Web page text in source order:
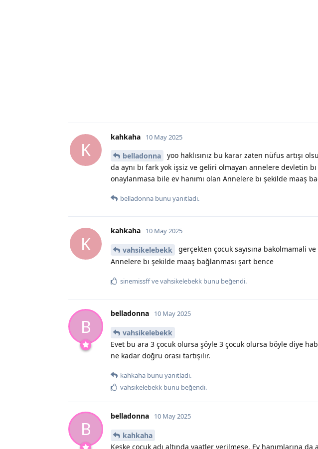
K
kahkaha 10 May 2025
belladonna
yoo haklısınız bu karar zaten nüfus artışı
da aynı bı fark yok işsiz ve geliri olmayan annelere devletin
onaylanmasa bile ev hanımı olan Annelere bı şekilde maaş
belladonna bunu yanıtladı.
K
kahkaha 10 May 2025
vahsikelebekk
gerçekten çocuk sayısına bakolmamali
Annelere bı şekilde maaş bağlanması şart bence
sinemissffvevahsikelebekk bunu beğendi.
B
belladonna 10 May 2025
vahsikelebekk
Evet bu ara 3 çocuk olursa şöyle 3 çocuk olursa böyle diye
ne kadar doğru orası tartışılır.
kahkaha bunu yanıtladı.
vahsikelebekk bunu beğendi.
B
belladonna 10 May 2025
kahkaha
Keşke çocuk adı altında vaatler verilmese. Ev hanımlarına